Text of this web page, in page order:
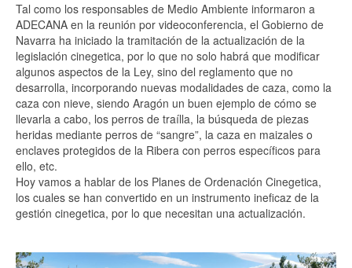
Tal como los responsables de Medio Ambiente informaron a
ADECANA en la reunión por videoconferencia, el Gobierno de
Navarra ha iniciado la tramitación de la actualización de la
legislación cinegetica, por lo que no solo habrá que modificar
algunos aspectos de la Ley, sino del reglamento que no
desarrolla, incorporando nuevas modalidades de caza, como la
caza con nieve, siendo Aragón un buen ejemplo de cómo se
llevarla a cabo, los perros de traílla, la búsqueda de piezas
heridas mediante perros de “sangre”, la caza en maizales o
enclaves protegidos de la Ribera con perros específicos para
ello, etc.
Hoy vamos a hablar de los Planes de Ordenación Cinegetica,
los cuales se han convertido en un instrumento ineficaz de la
gestión cinegetica, por lo que necesitan una actualización.